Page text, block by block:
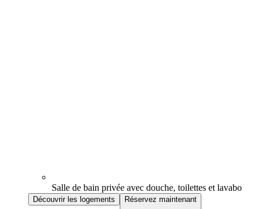
Salle de bain privée avec douche, toilettes et lavabo
Découvrir les logements Réservez maintenant